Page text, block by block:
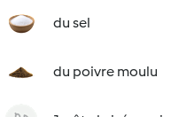
du sel
du poivre moulu